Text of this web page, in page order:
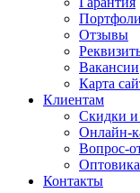
Отзывы
Вакансии
Карта
Клиентам
Скидки и
Онлайн-
Вопрос-
Контакты